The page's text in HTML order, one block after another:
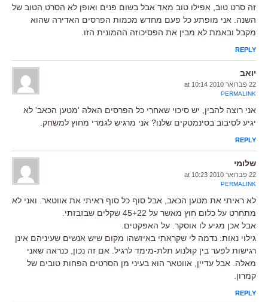
זה סרט טוב, אפילו טוב מאד אבל בשום פנים ואופן לא הסרט הטוב של
השנה. אני מופתע כל פעם מחדש מכמות הפרסים האדירה שהוא
מקבל ובאמת לא מבין את הפסיכוזה ההמונית הזו.
REPLY
יואב
22 פברואר 2010 at 10:14
PERMALINK
אני רוצה להבין, יש סיכוי שאחרי כל הפרסים האלה 'מטען הכאב' לא
יגיע לסיבוב בסינמטקים שלנו? אני מרגיש לגמרי מחוץ למשחק.
REPLY
שלומי
22 פברואר 2010 at 10:23
PERMALINK
לא ראיתי את מטען הכאב, אבל סוף כל סוף ראיתי את אווטאר. ואני לא
מתחרט על כלום חוץ מאשר על 45+22 שקלים שבזבזתי.
אבל אכן מגיע לו אוסקר. על האפקטים.
גילוי נאות: נדמה לי שקראתי באיזשהו מקום שיש אנשים שעיניהם אינן
רגישות לפער בין קולנוע תלת-מימד לרגיל. אם זה נכון, כנראה שאני
מאלה. אבל עדיין, אווטאר הוא בעיני מן הסרטים הפחות טובים של
קמרון.
REPLY